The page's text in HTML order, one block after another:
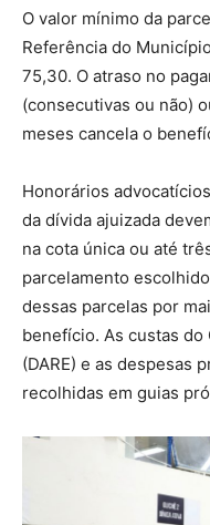
O valor mínimo da
Referência do
75,30. O atraso no
(consecutivas ou não)
meses cancela o
Honorários
da dívida ajuizada
na cota única ou até
parcelamento
dessas parcelas por
benefício. As custas do
(DARE) e as despesas
recolhidas em guias